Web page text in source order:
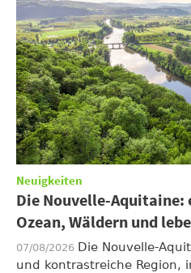
Neuigkeiten
Die Nouvelle-Aquitaine:
Ozean, Wäldern und
07/08/2026 Die Nouvelle-
und kontrastreiche Region,